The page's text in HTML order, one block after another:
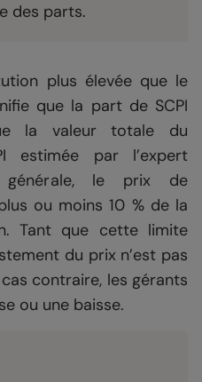
des parts.
plus élevée que le
que la part de SCPI
la valeur totale du
estimée par l’expert
générale, le prix de
ou moins 10 % de la
Tant que cette limite
du prix n’est pas
contraire, les gérants
ou une baisse.